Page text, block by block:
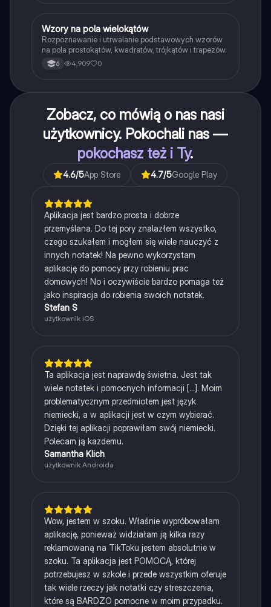
WMatematyka
Wzory na pola wielokątów
Rozpoznawanie i utrwalanie podstawowych wzorów
na pola prostokątów, kwadratów, trójkątów i trapezów.
6 4,909 0
Zobacz, co mówią o nas nasi
użytkownicy. Pokochali nas —
pokochasz też i Ty.
4.6/5App Store 4.7/5Google Play
Aplikacja jest bardzo prosta i dobrze
przemyślana. Do tej pory znalazłem wszystko,
czego szukałem i mogłem się wiele nauczyć z
innych notatek! Na pewno wykorzystam
aplikację do pomocy przy robieniu prac
domowych! No i oczywiście bardzo pomaga też
jako inspiracja do robienia swoich notatek.
Stefan S
użytkownik iOS
Ta aplikacja jest naprawdę świetna. Jest tak
wiele notatek i pomocnych informacji [...]. Moim
problematycznym przedmiotem jest język
niemiecki, a w aplikacji jest w czym wybierać.
Dzięki tej aplikacji poprawiłam swój niemiecki.
Polecam ją każdemu.
Samantha Klich
użytkownik Androida
Wow, jestem w szoku. Właśnie wypróbowałam
aplikację, ponieważ widziałam ją kilka razy
reklamowaną na TikToku jestem absolutnie w
szoku. Ta aplikacja jest POMOCĄ, której
potrzebujesz w szkole i przede wszystkim oferuje
tak wiele rzeczy jak notatki czy streszczenia,
które są BARDZO pomocne w moim przypadku.